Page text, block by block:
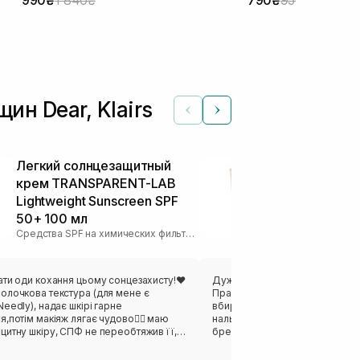
Dear, Klairs
Легкий солнцезащитный
крем TRANSPARENT-LAB
Lightweight Sunscreen SPF
50+ 100 мл
Средства SPF на химических фильтрах
оди кохання цьому сонцезахисту!❤️
текстура (для мене є
надає шкірі гарне
макіяж лягає чудово👌🏻 маю
шкіру, СПФ не переобтяжив її,
Дуже сподобався цей легкий
Практично не відчувається на
вбирається, не залишає
нальоту. Окремо приємно
бренди, які роблять ставку на